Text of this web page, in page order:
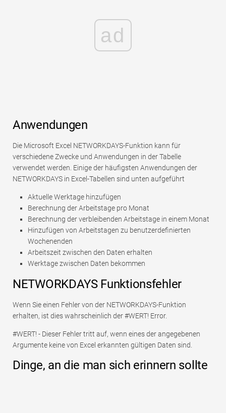
ad
Anwendungen
Die Microsoft Excel NETWORKDAYS-Funktion kann für
verschiedene Zwecke und Anwendungen in der Tabelle
verwendet werden. Einige der häufigsten Anwendungen der
NETWORKDAYS in Excel-Tabellen sind unten aufgeführt
Aktuelle Werktage hinzufügen
Berechnung der Arbeitstage pro Monat
Berechnung der verbleibenden Arbeitstage in einem Monat
Hinzufügen von Arbeitstagen zu benutzerdefinierten
Wochenenden
Arbeitszeit zwischen den Daten erhalten
Werktage zwischen Daten bekommen
NETWORKDAYS Funktionsfehler
Wenn Sie einen Fehler von der NETWORKDAYS-Funktion
erhalten, ist dies wahrscheinlich der #WERT! Error.
#WERT! - Dieser Fehler tritt auf, wenn eines der angegebenen
Argumente keine von Excel erkannten gültigen Daten sind.
Dinge, an die man sich erinnern sollte